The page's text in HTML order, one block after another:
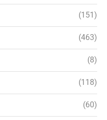
(151)
(463)
(8)
(118)
(60)